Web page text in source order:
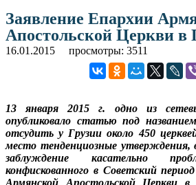
Заявление Епархии
Апостольской Церкви в
16.01.2015 просмотры: 3511
13 января 2015 г. одно из
опубликовало статью под
отсудить у Грузии около 450
место тенденциозные утверждения,
заблуждение касательно
конфискованного в Советский
Армянской Апостольской Церкви в